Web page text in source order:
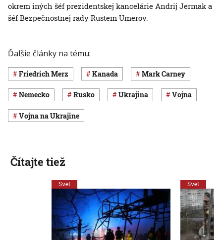
okrem iných šéf prezidentskej kancelárie Andrij Jermak a
šéf Bezpečnostnej rady Rustem Umerov.
Ďalšie články na tému:
Friedrich Merz Kanada Mark Carney
Nemecko Rusko Ukrajina vojna
vojna na Ukrajine
Čítajte tiež
Svet Svet